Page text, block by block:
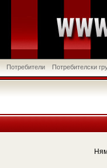
Потребители Потребителски